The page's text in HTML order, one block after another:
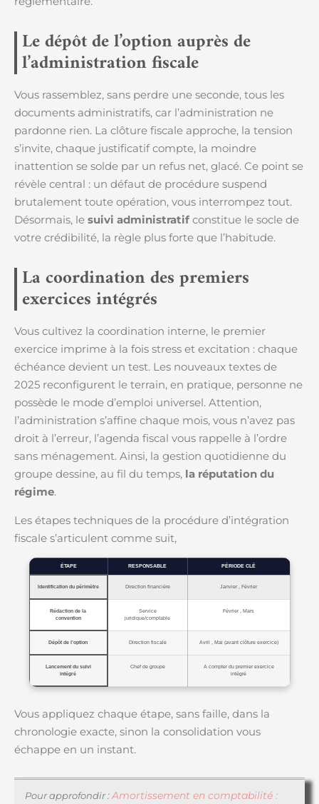
Le dépôt de l’option auprès de
l’administration fiscale
Vous rassemblez, sans perdre une seconde, tous les
documents administratifs, car l’administration ne
pardonne rien. La clôture fiscale approche, la tension
s’invite, chaque justificatif compte, la moindre
inattention se solde par un refus net, glacé. Ce point se
révèle central : un défaut de procédure suspend
brutalement toute opération, vous interrompez tout.
Désormais, le suivi administratif constitue le socle de
votre crédibilité, la règle plus forte que l’habitude.
La coordination des premiers
exercices intégrés
Vous cultivez la coordination interne, le premier
exercice imprime à la fois stress et excitation : chaque
échéance devient un test. Les nouveaux textes de
2025 reconfigurent le terrain, en pratique, personne ne
possède le mode d’emploi universel. Attention,
l’administration s’affine chaque mois, vous n’avez pas
droit à l’erreur, l’agenda fiscal vous rappelle à l’ordre
sans ménagement. Ainsi, la gestion quotidienne du
groupe dessine, au fil du temps, la réputation du
régime.
Les étapes techniques de la procédure d’intégration
fiscale s’articulent comme suit,
ÉTAPE RESPONSABLE PÉRIODE CLÉ
Identification du périmètre Direction financière Janvier , Février
Rédaction de la
convention
Service
juridique/comptable
Février , Mars
Dépôt de l’option Direction fiscale Avril , Mai (avant clôture exercice)
Lancement du suivi
intégré
Chef de groupe
A compter du premier exercice
intégré
Vous appliquez chaque étape, sans faille, dans la
chronologie exacte, sinon la consolidation vous
échappe en un instant.
Pour approfondir :Amortissement en comptabilité :